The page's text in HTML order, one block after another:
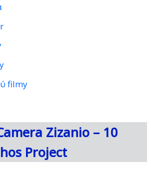
filmy
Zizanio – 10
Project